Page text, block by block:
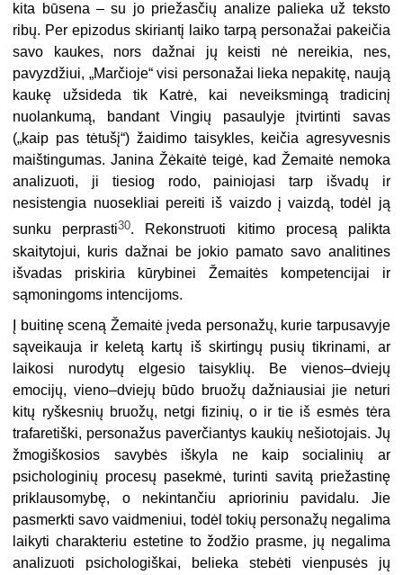
kita būsena – su jo priežasčių analize palieka už teksto
ribų. Per epizodus skiriantį laiko tarpą personažai pakeičia
savo kaukes, nors dažnai jų keisti nė nereikia, nes,
pavyzdžiui, „Marčioje“ visi personažai lieka nepakitę, naują
kaukę užsideda tik Katrė, kai neveiksmingą tradicinį
nuolankumą, bandant Vingių pasaulyje įtvirtinti savas
(„kaip pas tėtušį“) žaidimo taisykles, keičia agresyvesnis
maištingumas. Janina Žėkaitė teigė, kad Žemaitė nemoka
analizuoti, ji tiesiog rodo, painiojasi tarp išvadų ir
nesistengia nuosekliai pereiti iš vaizdo į vaizdą, todėl ją
sunku perprasti30. Rekonstruoti kitimo procesą palikta
skaitytojui, kuris dažnai be jokio pamato savo analitines
išvadas priskiria kūrybinei Žemaitės kompetencijai ir
sąmoningoms intencijoms.
Į buitinę sceną Žemaitė įveda personažų, kurie tarpusavyje
sąveikauja ir keletą kartų iš skirtingų pusių tikrinami, ar
laikosi nurodytų elgesio taisyklių. Be vienos–dviejų
emocijų, vieno–dviejų būdo bruožų dažniausiai jie neturi
kitų ryškesnių bruožų, netgi fizinių, o ir tie iš esmės tėra
trafaretiški, personažus paverčiantys kaukių nešiotojais. Jų
žmogiškosios savybės iškyla ne kaip socialinių ar
psichologinių procesų pasekmė, turinti savitą priežastinę
priklausomybę, o nekintančiu aprioriniu pavidalu. Jie
pasmerkti savo vaidmeniui, todėl tokių personažų negalima
laikyti charakteriu estetine to žodžio prasme, jų negalima
analizuoti psichologiškai, belieka stebėti vienpusės jų